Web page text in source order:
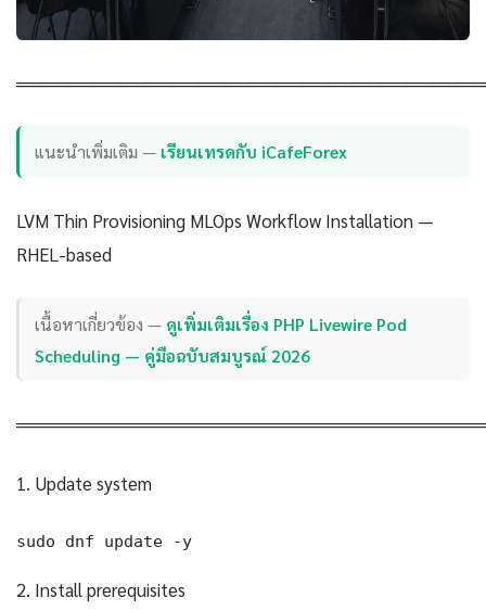
แนะนำเพิ่มเติม — เรียนเทรดกับ iCafeForex
LVM Thin Provisioning MLOps Workflow Installation —
RHEL-based
เนื้อหาเกี่ยวข้อง — ดูเพิ่มเติมเรื่อง PHP Livewire Pod
Scheduling — คู่มือฉบับสมบูรณ์ 2026
1. Update system
sudo dnf update -y
2. Install prerequisites